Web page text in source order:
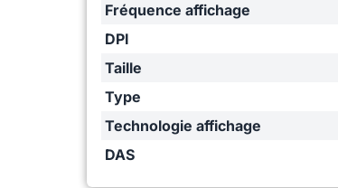
Fréquence affichage
DPI
Taille
Type
Technologie affichage
DAS